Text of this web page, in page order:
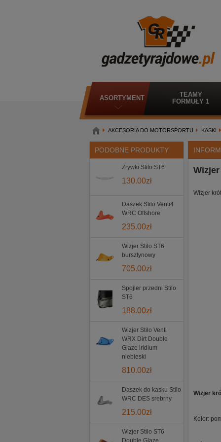
ASORTYMENT
TEAMY
FORMUŁY 1
AKCESORIA DO MOTORSPORTU KASKI
PODOBNE PRODUKTY
Zrywki Stilo ST6
130.00zł
Daszek Stilo Venti4
WRC Offshore
235.00zł
Wizjer Stilo ST6
bursztynowy
705.00zł
Spojler przedni Stilo
ST6
188.00zł
Wizjer Stilo Venti
WRX Dirt Double
Glaze iridium
niebieski
810.00zł
Daszek do kasku Stilo
WRC DES srebrny
215.00zł
Wizjer Stilo ST6
Double Glaze
Wizjer
Wizjer
Kolor: